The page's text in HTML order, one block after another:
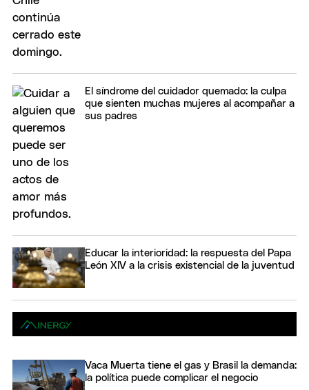
El síndrome del cuidador quemado: la culpa
que sienten muchas mujeres al acompañar a
sus padres
Educar la interioridad: la respuesta del Papa
León XIV a la crisis existencial de la juventud
Vaca Muerta tiene el gas y Brasil la demanda:
la política puede complicar el negocio